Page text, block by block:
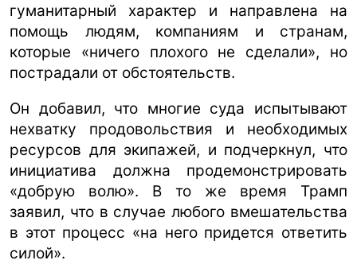
гуманитарный характер и направлена на
помощь людям, компаниям и странам,
которые «ничего плохого не сделали», но
пострадали от обстоятельств.
Он добавил, что многие суда испытывают
нехватку продовольствия и необходимых
ресурсов для экипажей, и подчеркнул, что
инициатива должна продемонстрировать
«добрую волю». В то же время Трамп
заявил, что в случае любого вмешательства
в этот процесс «на него придется ответить
силой».